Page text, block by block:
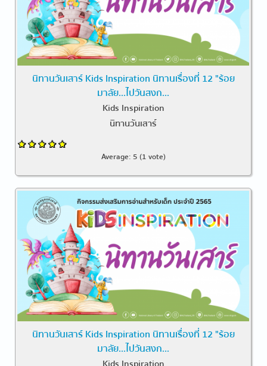
นิทานวันเสาร์ Kids Inspiration นิทานเรื่องที่ 12 "ร้อย
มาลัย...ไปวันสงก...
Kids Inspiration
นิทานวันเสาร์
Average: 5 (1 vote)
นิทานวันเสาร์ Kids Inspiration นิทานเรื่องที่ 12 "ร้อย
มาลัย...ไปวันสงก...